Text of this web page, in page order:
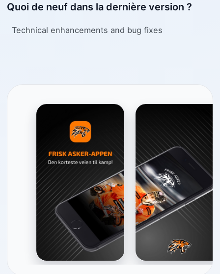
Quoi de neuf dans la dernière version ?
Technical enhancements and bug fixes